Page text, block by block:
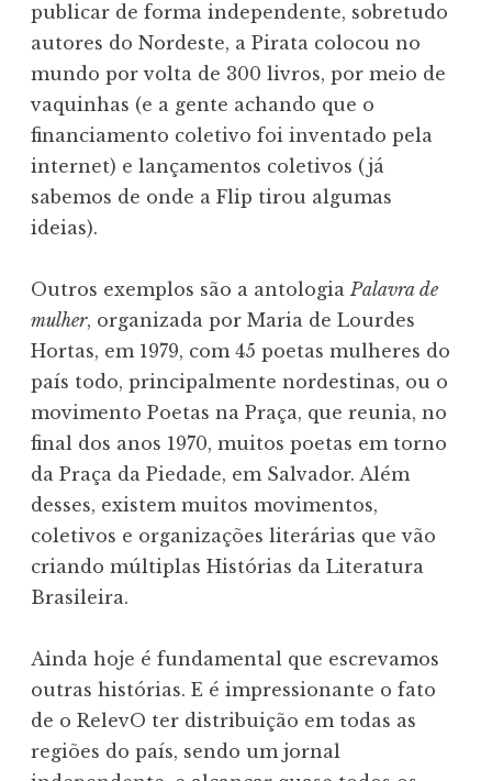
publicar de forma independente, sobretudo
autores do Nordeste, a Pirata colocou no
mundo por volta de 300 livros, por meio de
vaquinhas (e a gente achando que o
financiamento coletivo foi inventado pela
internet) e lançamentos coletivos (já
sabemos de onde a Flip tirou algumas
ideias).
Outros exemplos são a antologiaPalavra de
mulher, organizada por Maria de Lourdes
Hortas, em 1979, com 45 poetas mulheres do
país todo, principalmente nordestinas, ou o
movimento Poetas na Praça, que reunia, no
final dos anos 1970, muitos poetas em torno
da Praça da Piedade, em Salvador. Além
desses, existem muitos movimentos,
coletivos e organizações literárias que vão
criando múltiplas Histórias da Literatura
Brasileira.
Ainda hoje é fundamental que escrevamos
outras histórias. E é impressionante o fato
de o RelevO ter distribuição em todas as
regiões do país, sendo um jornal